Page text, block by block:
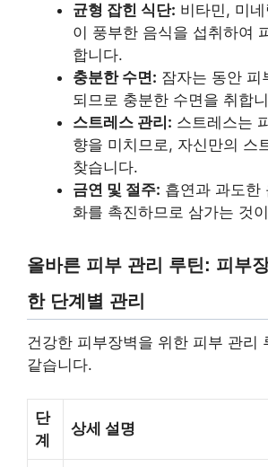
균형 잡힌 식단: 비타민, 미
이 풍부한 음식을 섭취하여
합니다.
충분한 수면: 잠자는 동안 피
되므로 충분한 수면을 취합
스트레스 관리: 스트레스는
향을 미치므로, 자신만의 스
찾습니다.
금연 및 절주: 흡연과 과도한
화를 촉진하므로 삼가는 것
올바른 피부 관리 루틴: 피부
한 단계별 관리
건강한 피부장벽을 위한 피부 관리
같습니다.
단
계
상세 설명